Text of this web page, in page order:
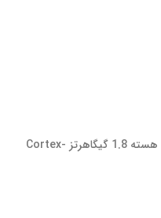
2 هسته 2.0 گیگاهرتز Cortex-A75 و 6 هسته 1.8 گیگاهرتز Cortex-